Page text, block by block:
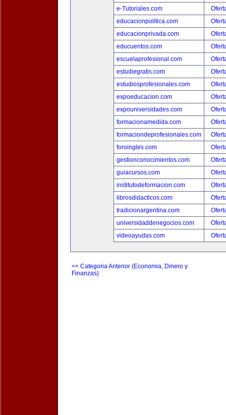
e-Tutoriales.com
educacionpolitica.com
educacionprivada.com
educuentos.com
escuelaprofesional.com
estudiegratis.com
estudiosprofesionales.com
expoeducacion.com
expouniversidades.com
formacionamedida.com
formaciondeprofesionales.com
foroingles.com
gestionconocimientos.com
guiacursos.com
institutodeformacion.com
librosdidacticos.com
tradicionargentina.com
universidaddenegocios.com
videoayudas.com
<< Categoria Anterior (Economia, Dinero y
Finanzas)